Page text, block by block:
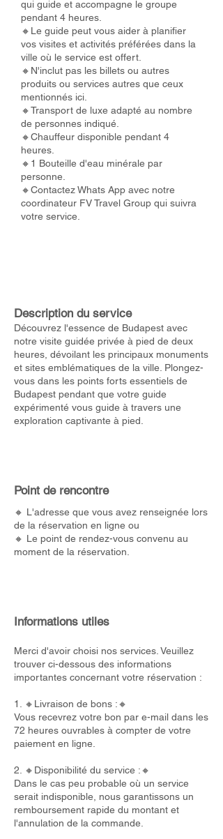
qui guide et accompagne le groupe
pendant 4 heures.
🔸Le guide peut vous aider à planifier
vos visites et activités préférées dans la
ville où le service est offert.
🔸N'inclut pas les billets ou autres
produits ou services autres que ceux
mentionnés ici.
🔸Transport de luxe adapté au nombre
de personnes indiqué.
🔸Chauffeur disponible pendant 4
heures.
🔸1 Bouteille d'eau minérale par
personne.
🔸Contactez Whats App avec notre
coordinateur FV Travel Group qui suivra
votre service.
Description du service
Découvrez l'essence de Budapest avec
notre visite guidée privée à pied de deux
heures, dévoilant les principaux monuments
et sites emblématiques de la ville. Plongez-
vous dans les points forts essentiels de
Budapest pendant que votre guide
expérimenté vous guide à travers une
exploration captivante à pied.
Point de rencontre
🔸 L'adresse que vous avez renseignée lors
de la réservation en ligne ou
🔸 Le point de rendez-vous convenu au
moment de la réservation.
Informations utiles
Merci d'avoir choisi nos services. Veuillez
trouver ci-dessous des informations
importantes concernant votre réservation :
1. 🔸Livraison de bons :🔸
Vous recevrez votre bon par e-mail dans les
72 heures ouvrables à compter de votre
paiement en ligne.
2. 🔸Disponibilité du service :🔸
Dans le cas peu probable où un service
serait indisponible, nous garantissons un
remboursement rapide du montant et
l'annulation de la commande.